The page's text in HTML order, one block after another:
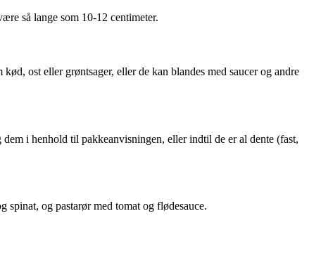
så lange som 10-12 centimeter.
ost eller grøntsager, eller de kan blandes med saucer og andre
i henhold til pakkeanvisningen, eller indtil de er al dente (fast,
spinat, og pastarør med tomat og flødesauce.